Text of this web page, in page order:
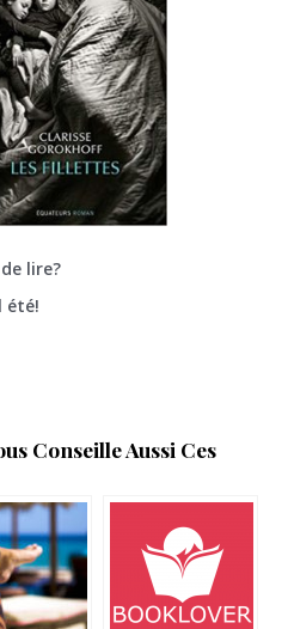
lire?
été!
Conseille Aussi Ces